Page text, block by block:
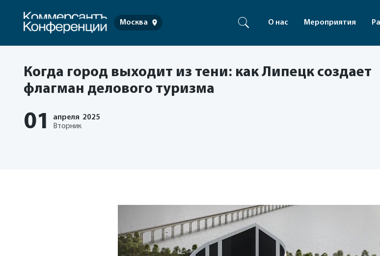
Москва О нас Мероприятия
Когда город выходит из тени: как Липецк создает
флагман делового туризма
01 апреля 2025
Вторник